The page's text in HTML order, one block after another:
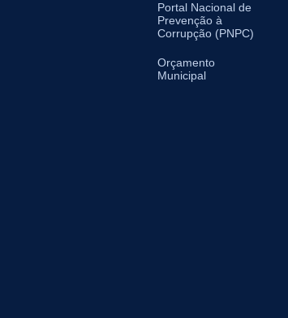
Portal Nacional de
Prevenção à
Corrupção (PNPC)
Orçamento
Municipal